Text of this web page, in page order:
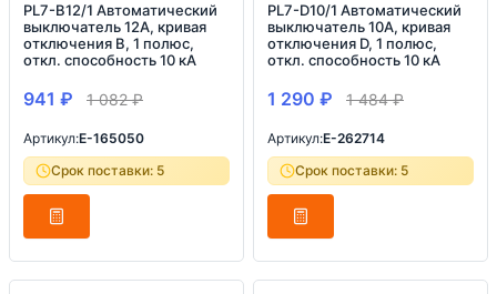
PL7-B12/1 Автоматический
выключатель 12А, кривая
отключения B, 1 полюс,
откл. способность 10 кА
941 ₽ 1 082₽
Артикул:E-165050
Срок поставки: 5
PL7-D10/1 Автоматический
выключатель 10А, кривая
отключения D, 1 полюс,
откл. способность 10 кА
1 290 ₽ 1 484₽
Артикул:E-262714
Срок поставки: 5